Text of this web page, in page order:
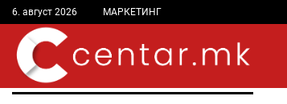
6. август 2026 МАРКЕТИНГ